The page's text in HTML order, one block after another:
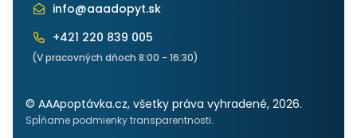
info@aaadopyt.sk
+421 220 839 005
(V pracovných dňoch 8:00 - 16:30)
© AAApoptávka.cz, všetky práva vyhradené, 2026.
Spĺňame podmienky transparentnosti.